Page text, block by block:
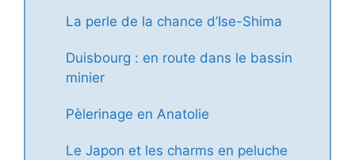
La perle de la chance d’Ise-Shima
Duisbourg : en route dans le bassin
minier
Pèlerinage en Anatolie
Le Japon et les charms en peluche